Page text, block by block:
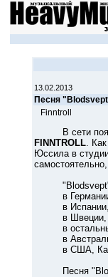
13.02.2013
Песня
Finntroll
В сети
FINNTROLL.
Юссила в
"Blodsvept"
в Германии,
в Испании,
в Швеции,
в остальных
в Австралии,
в США,
Песня